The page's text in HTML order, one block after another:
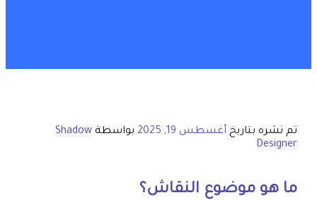
تم نشره بتاريخ أغسطس 19, 2025 بواسطة Shadow
Designer
ما هو موضوع النقاش؟